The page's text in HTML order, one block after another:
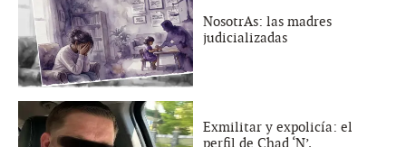
NosotrAs: las madres
judicializadas
Exmilitar y expolicía: el
perfil de Chad ‘N’,